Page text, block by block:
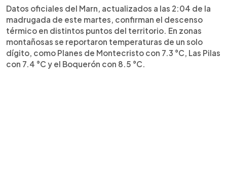
Datos oficiales del Marn, actualizados a las 2:04 de la
madrugada de este martes, confirman el descenso
térmico en distintos puntos del territorio. En zonas
montañosas se reportaron temperaturas de un solo
dígito, como Planes de Montecristo con 7.3 °C, Las Pilas
con 7.4 °C y el Boquerón con 8.5 °C.